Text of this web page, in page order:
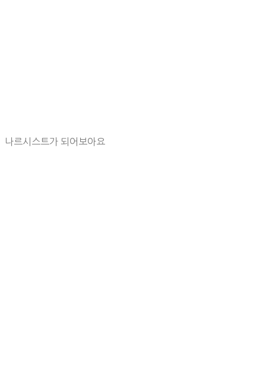
나르시스트가 되어보아요